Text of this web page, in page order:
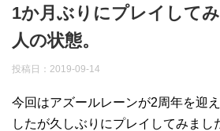
1か月ぶりにプレイして
人の状態。
投稿日： 2019-09-14
今回はアズールレーンが2周年を迎
したが久しぶりにプレイしてみまし